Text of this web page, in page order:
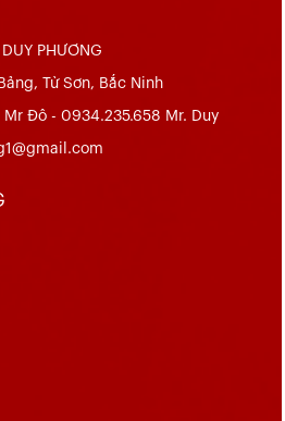
PHƯƠNG
Từ Sơn, Bắc Ninh
Đô - 0934.235.658 Mr. Duy